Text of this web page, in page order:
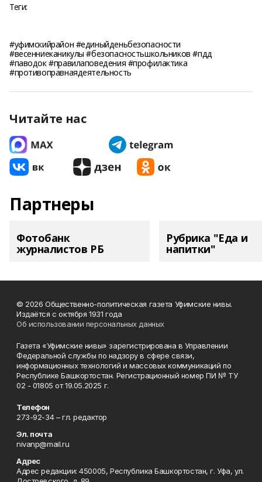
Теги:
#уфимскийрайон #единыйденьбезопасности
#весенниеканикулы #безопасностьшкольников #пдд
#паводок #правилаповедения #профилактика
#противоправнаядеятельность
Читайте нас
Партнеры
Фотобанк
журналистов РБ
Рубрика "Еда и
напитки"
© 2026 Общественно-политическая газета Уфимские нивы.
Издаётся с октября 1931 года
Об использовании персональных данных
Газета «Уфимские нивы» зарегистрирована в Управлении
Федеральной службы по надзору в сфере связи,
информационных технологий и массовых коммуникаций по
Республике Башкортостан. Регистрационный номер ПИ № ТУ
02 - 01805 от 19.05.2025 г.
Телефон
273-92-34 – гл. редактор
Эл. почта
nivanp@mail.ru
Адрес
Адрес редакции: 450005, Республика Башкортостан, г. Уфа, ул.